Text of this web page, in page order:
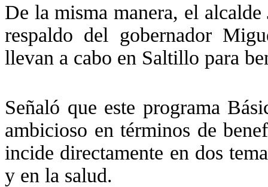
De la misma manera, el
respaldo del gobernador
llevan a cabo en Saltillo para
Señaló que este programa
ambicioso en términos de
incide directamente en dos
y en la salud.